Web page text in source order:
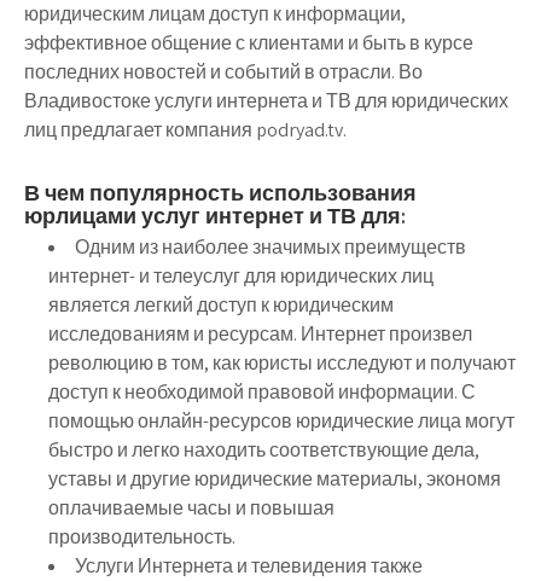
юридическим лицам доступ к информации,
эффективное общение с клиентами и быть в курсе
последних новостей и событий в отрасли. Во
Владивостоке услуги интернета и ТВ для юридических
лиц предлагает компания podryad.tv.
В чем популярность использования
юрлицами услуг интернет и ТВ для:
Одним из наиболее значимых преимуществ
интернет- и телеуслуг для юридических лиц
является легкий доступ к юридическим
исследованиям и ресурсам. Интернет произвел
революцию в том, как юристы исследуют и получают
доступ к необходимой правовой информации. С
помощью онлайн-ресурсов юридические лица могут
быстро и легко находить соответствующие дела,
уставы и другие юридические материалы, экономя
оплачиваемые часы и повышая
производительность.
Услуги Интернета и телевидения также